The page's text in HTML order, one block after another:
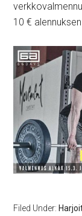
10 €
Filed Under: